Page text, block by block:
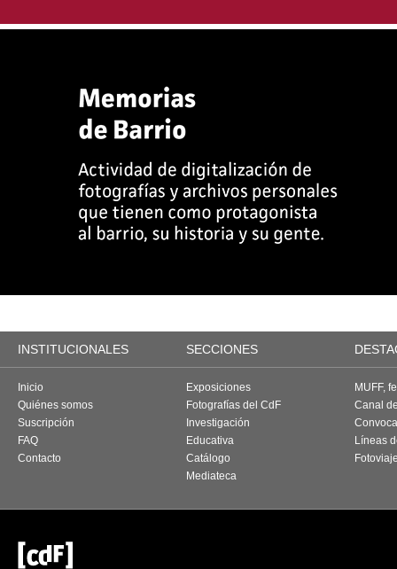
INSTITUCIONALES SECCIONES
Inicio
Quiénes somos
Suscripción
FAQ
Contacto
Exposiciones
Fotografías del CdF
Investigación
Educativa
Catálogo
Mediateca
MUFF,
Canal
Líneas